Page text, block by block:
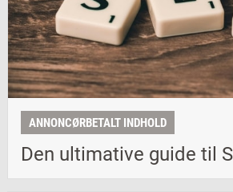
ANNONCØRBETALT INDHOLD
Den ultimative guide til